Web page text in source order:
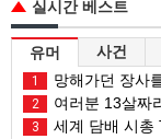
실시간 베스트
유머 사건
1 망해가던 장사
2 여러분 13살짜
3 세계 담배 시총